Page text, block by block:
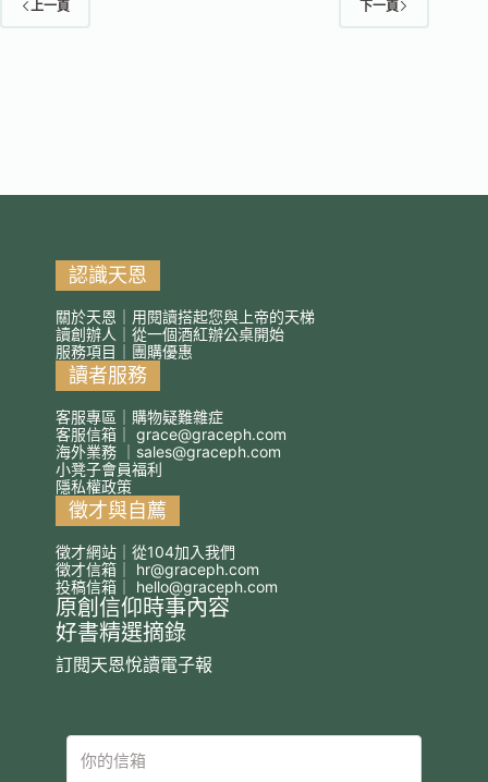
上一頁 下一頁
認識天恩
關於天恩｜用閱讀搭起您與上帝的天梯
讀創辦人｜從一個酒紅辦公桌開始
服務項目｜團購優惠
讀者服務
客服專區｜購物疑難雜症
客服信箱｜ grace@graceph.com
海外業務 ｜ sales@graceph.com
小凳子會員福利
隱私權政策
徵才與自薦
徵才網站｜從104加入我們
徵才信箱｜ hr@graceph.com
投稿信箱｜ hello@graceph.com
原創信仰時事內容
好書精選摘錄
訂閱天恩悅讀電子報